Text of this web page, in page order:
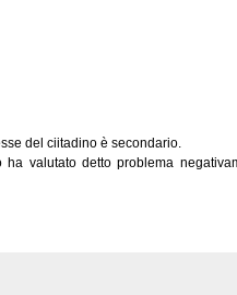
del ciitadino è secondario.
valutato detto problema